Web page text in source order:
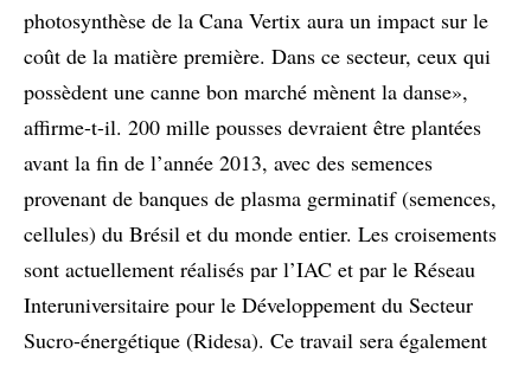
photosynthèse de la Cana Vertix aura un impact sur le
coût de la matière première. Dans ce secteur, ceux qui
possèdent une canne bon marché mènent la danse»,
affirme-t-il. 200 mille pousses devraient être plantées
avant la fin de l’année 2013, avec des semences
provenant de banques de plasma germinatif (semences,
cellules) du Brésil et du monde entier. Les croisements
sont actuellement réalisés par l’IAC et par le Réseau
Interuniversitaire pour le Développement du Secteur
Sucro-énergétique (Ridesa). Ce travail sera également